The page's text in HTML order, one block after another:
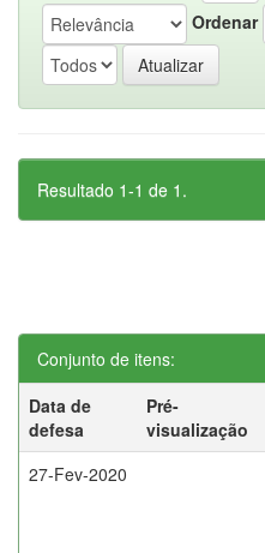
Ordenar
Resultado 1-1 de 1.
Conjunto de itens:
Data de
defesa
Pré-
visualização
27-Fev-2020